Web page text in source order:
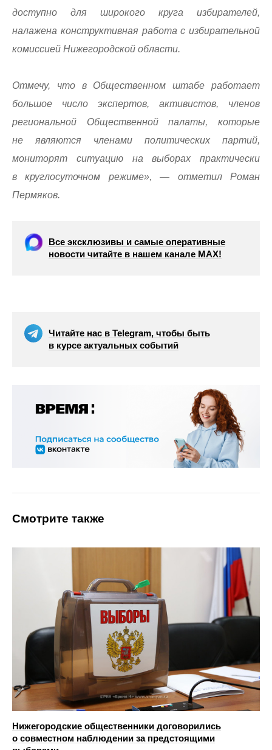
доступно для широкого круга избирателей,
налажена конструктивная работа с избирательной
комиссией Нижегородской области.
Отмечу, что в Общественном штабе работает
большое число экспертов, активистов, членов
региональной Общественной палаты, которые
не являются членами политических партий,
мониторят ситуацию на выборах практически
в круглосуточном режиме», — отметил Роман
Пермяков.
Все эксклюзивы и самые оперативные
новости читайте в нашем канале МАХ!
Читайте нас в Telegram, чтобы быть
в курсе актуальных событий
Смотрите также
Нижегородские общественники договорились
о совместном наблюдении за предстоящими